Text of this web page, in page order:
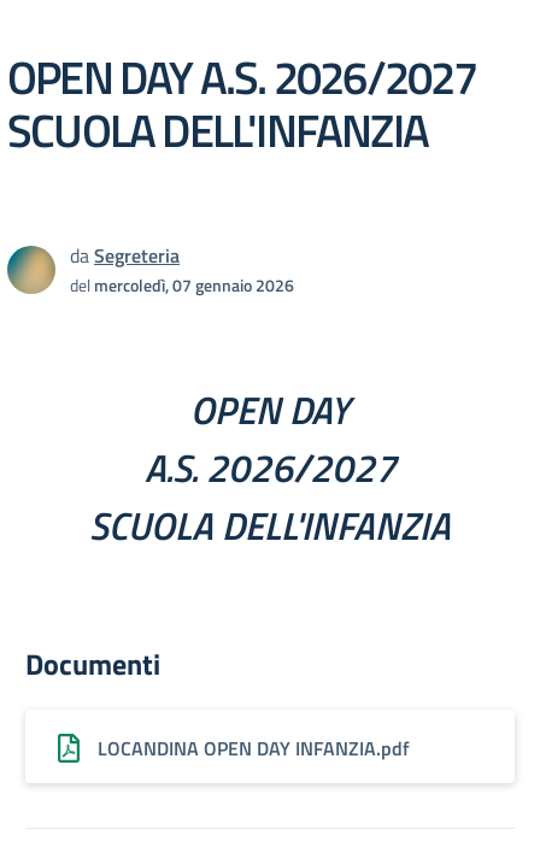
OPEN DAY A.S. 2026/2027
SCUOLA DELL'INFANZIA
daSegreteria
delmercoledì, 07 gennaio 2026
OPEN DAY
A.S. 2026/2027
SCUOLA DELL'INFANZIA
Documenti
LOCANDINA OPEN DAY INFANZIA.pdf